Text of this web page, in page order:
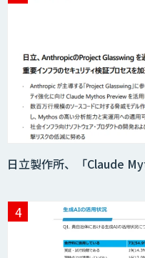
AI価格
Smart
日立製作所、「Claude